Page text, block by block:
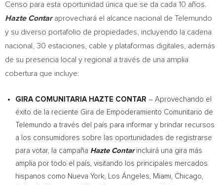
Censo para esta oportunidad única que se da cada 10 años.
Hazte Contaraprovechará el alcance nacional de Telemundo
y su diverso portafolio de propiedades, incluyendo la cadena
nacional, 30 estaciones, cable y plataformas digitales, además
de su presencia local y regional a través de una amplia
cobertura que incluye:
GIRA COMUNITARIA HAZTE CONTAR – Aprovechando el
éxito de la reciente Gira de Empoderamiento Comunitario de
Telemundo a través del país para informar y brindar recursos
a los consumidores sobre las oportunidades de registrarse
para votar, la campaña Hazte Contarincluirá una gira más
amplia por todo el país, visitando los principales mercados
hispanos como Nueva York, Los Ángeles, Miami, Chicago,